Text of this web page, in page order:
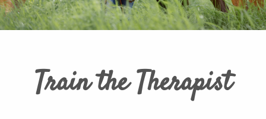
Train the Therapist